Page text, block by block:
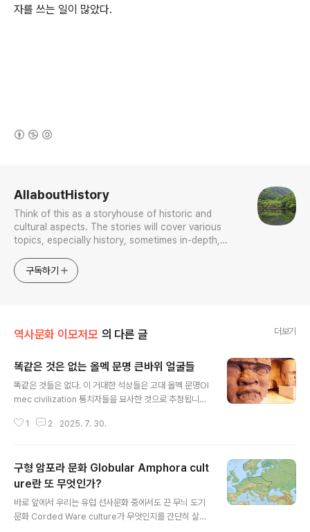
자를 쓰는 일이 많았다.
AllaboutHistory
Think of this as a storyhouse of historic and
cultural aspects. The stories will cover various
topics, especially history, sometimes in-depth,
approach will be to resist any common sense or
generalized viewpoint
구독하기
역사문화 이모저모 의 다른 글 더보기
똑같은 것은 없는 올멕 문명 큰바위 얼굴들
똑같은 것들은 없다. 이 거대한 석상들은 고대 올멕 문명Ol
mec civilization 통치자들을 묘사한 것으로 추정됩니다.
아메리카 농업 문화이자 현재 멕시코에서 가장 오래된 사
상들은 각각 평균 높이 약 3미터(10피트), 무게 7.3톤(8
톤)에 달한다. 세계사 백과사전World History Encyclo
pedia에 따르면, 장인들은 석기를 사용해 눈의 동공, 볼,
턱, 입술의 보조개와 같은 세부 묘사를 더한 후 밝은 색으로
1 2 2025. 7. 30.
구형 암포라 문화 Globular Amphora cult
ure란 또 무엇인가?
바로 앞에서 우리는 유럽 선사문화 중에서도 끈 무늬 도기
문화 Corded Ware culture가 무엇인지를 간단히 살폈